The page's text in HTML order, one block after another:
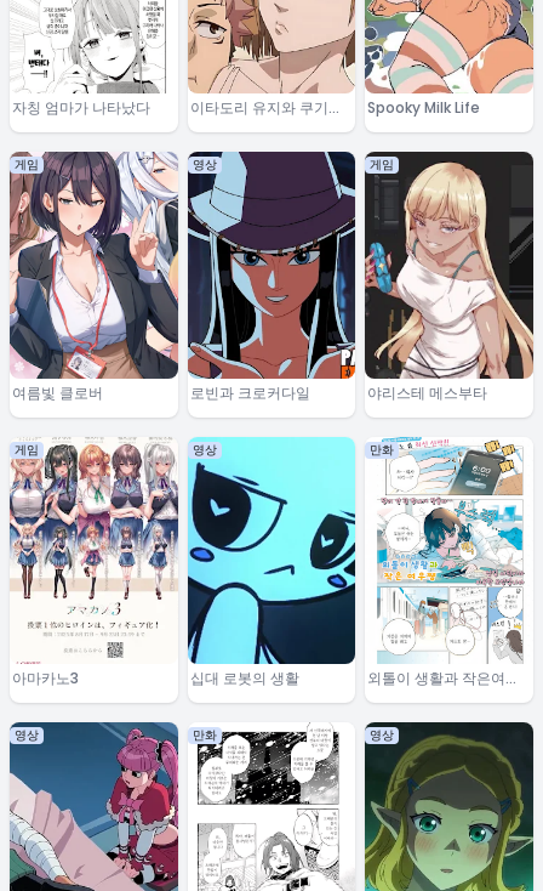
자칭 엄마가 나타났다
이타도리 유지와 쿠기사
키 노바라
Spooky Milk Life
게임
여름빛 클로버
영상
로빈과 크로커다일
게임
야리스테 메스부타
게임
아마카노3
영상
십대 로봇의 생활
만화
외톨이 생활과 작은여우
쨩
영상 만화 영상